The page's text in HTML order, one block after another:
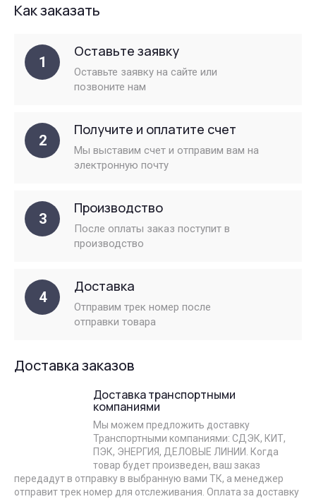
Как заказать
1
Оставьте заявку
Оставьте заявку на сайте или
позвоните нам
2
Получите и оплатите счет
Мы выставим счет и отправим вам на
электронную почту
3
Производство
После оплаты заказ поступит в
производство
4
Доставка
Отправим трек номер после
отправки товара
Доставка заказов
Доставка транспортными
компаниями
Мы можем предложить доставку
Транспортными компаниями: СДЭК, КИТ,
ПЭК, ЭНЕРГИЯ, ДЕЛОВЫЕ ЛИНИИ. Когда
товар будет произведен, ваш заказ
передадут в отправку в выбранную вами ТК, а менеджер
отправит трек номер для отслеживания. Оплата за доставку